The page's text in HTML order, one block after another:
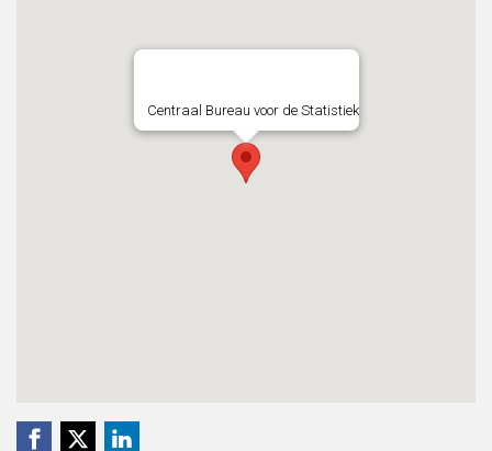
Centraal Bureau voor de Statistiek